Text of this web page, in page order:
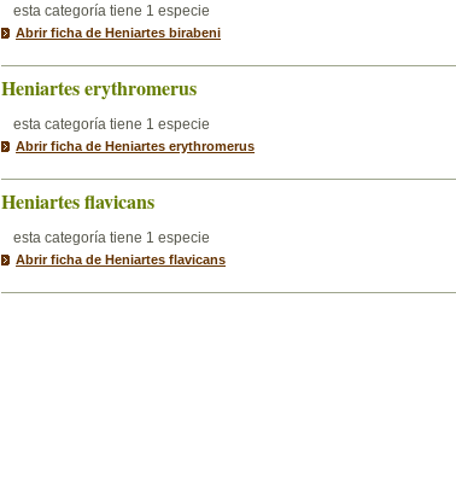
esta categoría tiene 1 especie
Abrir ficha de Heniartes birabeni
Heniartes erythromerus
esta categoría tiene 1 especie
Abrir ficha de Heniartes erythromerus
Heniartes flavicans
esta categoría tiene 1 especie
Abrir ficha de Heniartes flavicans